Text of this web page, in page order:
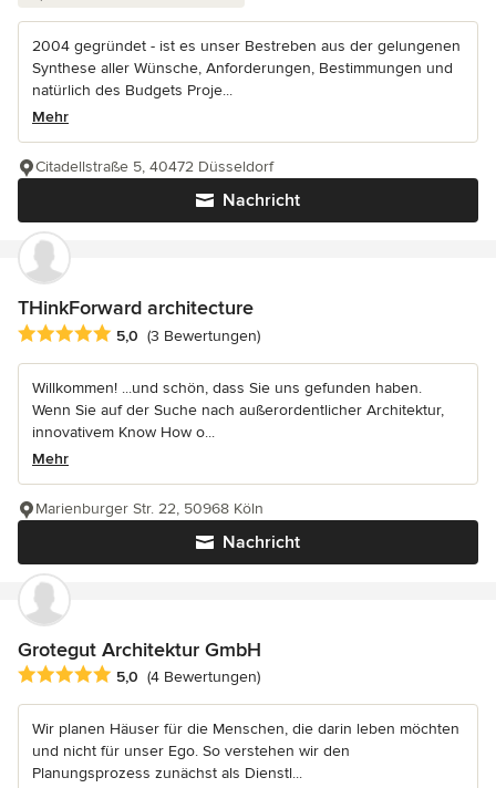
2004 gegründet - ist es unser Bestreben aus der gelungenen
Synthese aller Wünsche, Anforderungen, Bestimmungen und
natürlich des Budgets Proje...
Mehr
Nachricht
Citadellstraße 5, 40472 Düsseldorf
THinkForward architecture
Durchschnittliche Bewertung: 5 von 5 Sternen
5,0 (3 Bewertungen)
Willkommen! ...und schön, dass Sie uns gefunden haben.
Wenn Sie auf der Suche nach außerordentlicher Architektur,
innovativem Know How o...
Mehr
Nachricht
Marienburger Str. 22, 50968 Köln
Grotegut Architektur GmbH
Durchschnittliche Bewertung: 5 von 5 Sternen
5,0 (4 Bewertungen)
Wir planen Häuser für die Menschen, die darin leben möchten
und nicht für unser Ego. So verstehen wir den
Planungsprozess zunächst als Dienstl...